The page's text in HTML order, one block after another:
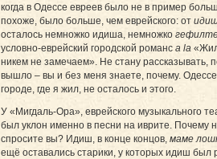
когда в Одессе евреев было не в пример
похоже, было больше, чем еврейского: от
осталось немножко идиша, немножко
условно-еврейский городской романс a la
никем не замечаем». Не стану рассказывать,
вышло – вы и без меня знаете, почему.
городе, где я жил, не осталось и этого.
У «Мигдаль-Ора», еврейского музыкального
был уклон именно в песни на иврите. Почему
спросите вы? Идиш, в конце концов, маме
ещё оставались старики, у которых идиш был